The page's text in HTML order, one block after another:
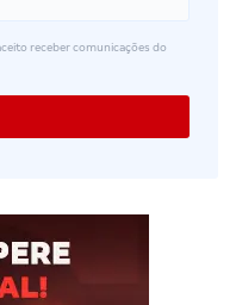
receber comunicações do